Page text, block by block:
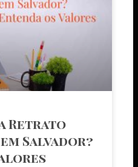
Retrato
Salvador?